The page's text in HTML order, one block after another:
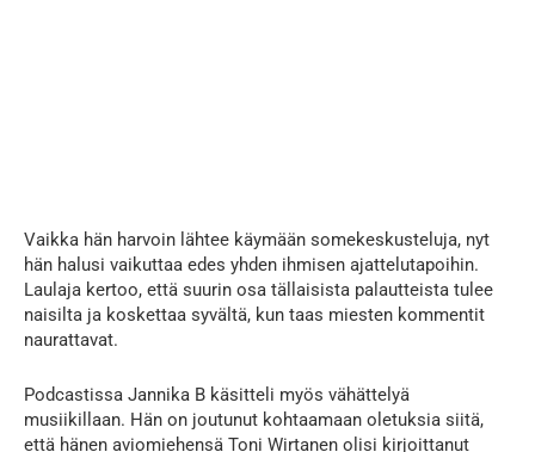
Vaikka hän harvoin lähtee käymään somekeskusteluja, nyt
hän halusi vaikuttaa edes yhden ihmisen ajattelutapoihin.
Laulaja kertoo, että suurin osa tällaisista palautteista tulee
naisilta ja koskettaa syvältä, kun taas miesten kommentit
naurattavat.
Podcastissa Jannika B käsitteli myös vähättelyä
musiikillaan. Hän on joutunut kohtaamaan oletuksia siitä,
että hänen aviomiehensä Toni Wirtanen olisi kirjoittanut